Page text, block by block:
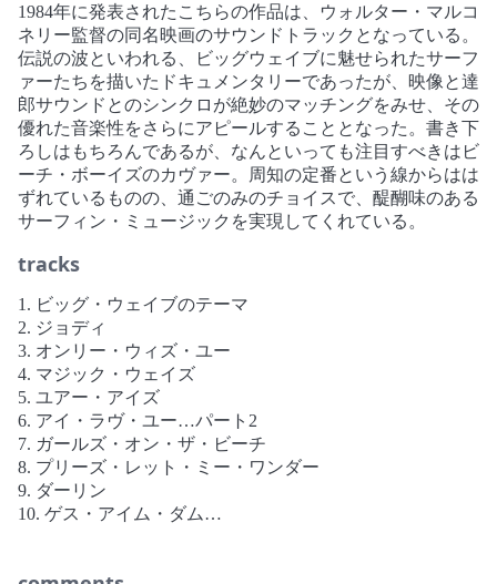
1984年に発表されたこちらの作品は、ウォルター・マルコ
ネリー監督の同名映画のサウンドトラックとなっている。
伝説の波といわれる、ビッグウェイブに魅せられたサーフ
ァーたちを描いたドキュメンタリーであったが、映像と達
郎サウンドとのシンクロが絶妙のマッチングをみせ、その
優れた音楽性をさらにアピールすることとなった。書き下
ろしはもちろんであるが、なんといっても注目すべきはビ
ーチ・ボーイズのカヴァー。周知の定番という線からはは
ずれているものの、通ごのみのチョイスで、醍醐味のある
サーフィン・ミュージックを実現してくれている。
tracks
1. ビッグ・ウェイブのテーマ
2. ジョディ
3. オンリー・ウィズ・ユー
4. マジック・ウェイズ
5. ユアー・アイズ
6. アイ・ラヴ・ユー…パート2
7. ガールズ・オン・ザ・ビーチ
8. プリーズ・レット・ミー・ワンダー
9. ダーリン
10. ゲス・アイム・ダム